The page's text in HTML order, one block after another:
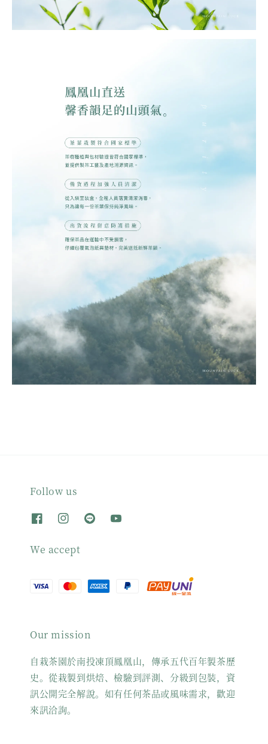
Follow us
We accept
Our mission
自栽茶園於南投凍頂鳳凰山，傳承五代百年製茶歷
史。從栽製到烘焙、檢驗到評測、分級到包裝，資
訊公開完全解說。如有任何茶品或風味需求，歡迎
來訊洽詢。